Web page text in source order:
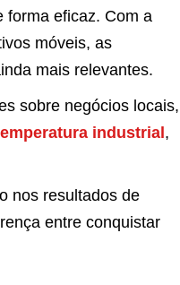
forma eficaz. Com a
móveis, as
mais relevantes.
sobre negócios locais,
industrial ,
nos resultados de
entre conquistar